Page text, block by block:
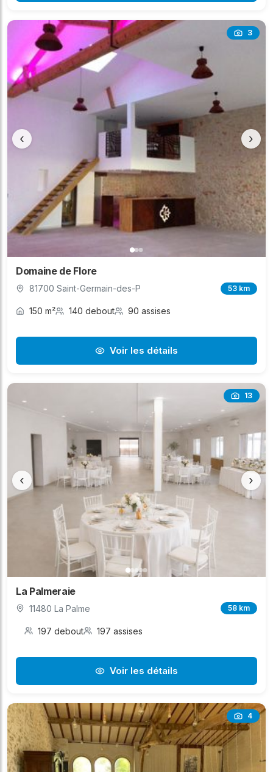
3
‹ ›
Domaine de Flore
81700 Saint-Germain-des-P 53 km
150 m² 140 debout 90 assises
Voir les détails
13
‹ ›
La Palmeraie
11480 La Palme 58 km
197 debout 197 assises
Voir les détails
4